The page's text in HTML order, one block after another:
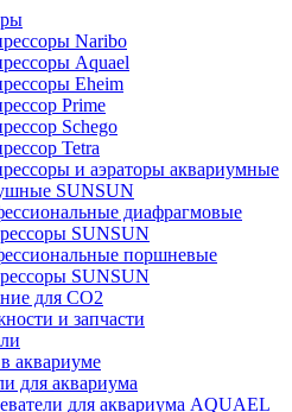
Naribo
Aquael
Eheim
Prime
Schego
Tetra
и аэраторы аквариумные
SUNSUN
диафрагмовые
SUNSUN
поршневые
SUNSUN
для CO2
и запчасти
аквариуме
для аквариума
для аквариума AQUAEL